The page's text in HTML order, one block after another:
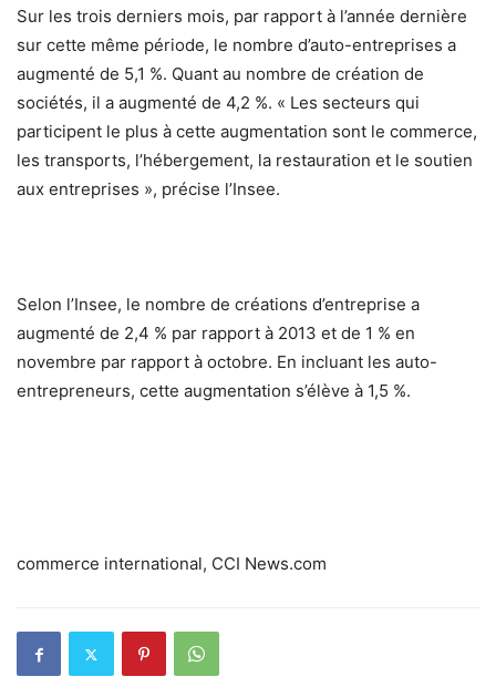
Sur les trois derniers mois, par rapport à l’année dernière
sur cette même période, le nombre d’auto-entreprises a
augmenté de 5,1 %. Quant au nombre de création de
sociétés, il a augmenté de 4,2 %. « Les secteurs qui
participent le plus à cette augmentation sont le commerce,
les transports, l’hébergement, la restauration et le soutien
aux entreprises », précise l’Insee.
Selon l’Insee, le nombre de créations d’entreprise a
augmenté de 2,4 % par rapport à 2013 et de 1 % en
novembre par rapport à octobre. En incluant les auto-
entrepreneurs, cette augmentation s’élève à 1,5 %.
commerce international, CCI News.com